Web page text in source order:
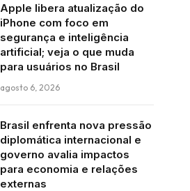
Apple libera atualização do
iPhone com foco em
segurança e inteligência
artificial; veja o que muda
para usuários no Brasil
agosto 6, 2026
Brasil enfrenta nova pressão
diplomática internacional e
governo avalia impactos
para economia e relações
externas